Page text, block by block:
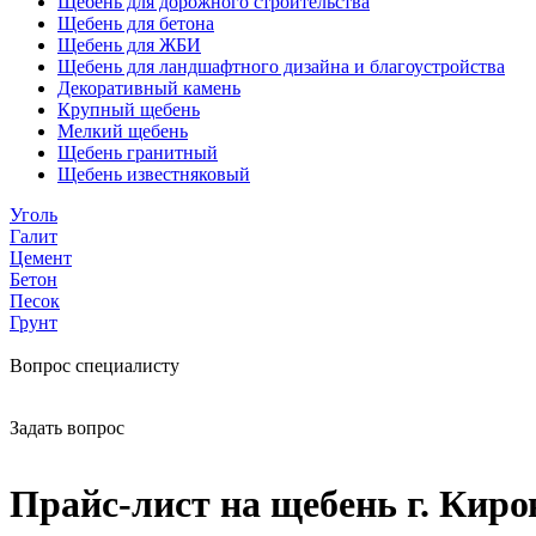
Щебень для бетона
Щебень для ЖБИ
Щебень для ландшафтного дизайна и благоустройства
Декоративный камень
Крупный щебень
Мелкий щебень
Щебень гранитный
Щебень известняковый
Уголь
Галит
Цемент
Бетон
Песок
Грунт
Вопрос специалисту
Задать вопрос
Прайс-лист на щебень г.